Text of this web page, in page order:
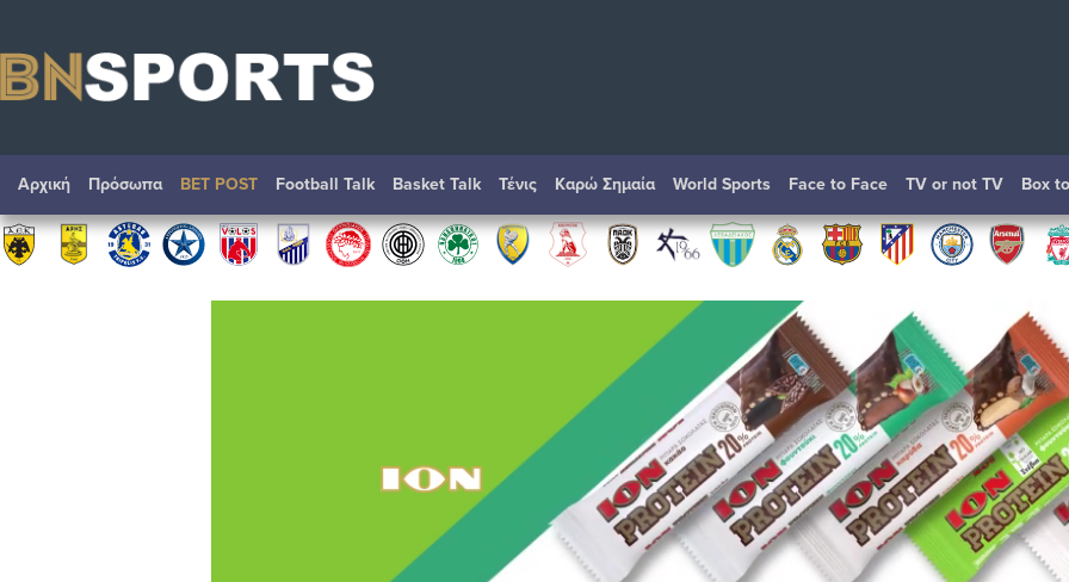
Αρχική Πρόσωπα BET POST Football Talk Basket Talk Τένις Καρώ Σημαία World Sports Face to Face TV or not TV Box